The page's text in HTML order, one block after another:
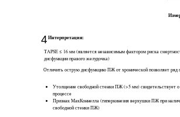
4Интерпретация:
TAPSE ≤ 16 мм (является независимым фактором риска
дисфункции правого желудочка)
Отличить острую дисфункцию ПЖ от хронической позволяет ряд
Утолщение свободной стенки ПЖ (>5 мм) свидетельствует о
процессе
Признак МакКоннелла (гиперкинезия верхушки ПЖ при
свободной стенки ПЖ)